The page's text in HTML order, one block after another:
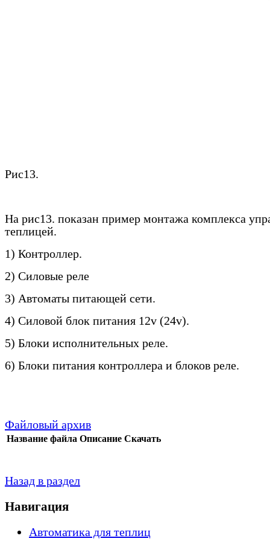
Рис13.
На рис13. показан пример монтажа комплекса
теплицей.
1) Контроллер.
2) Силовые реле
3) Автоматы питающей сети.
4) Силовой блок питания 12v (24v).
5) Блоки исполнительных реле.
6) Блоки питания контроллера и блоков реле.
Файловый архив
Название файла Описание Скачать
Назад в раздел
Навигация
Автоматика для теплиц